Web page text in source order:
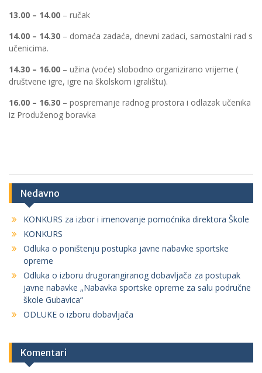
13.00 – 14.00 – ručak
14.00 – 14.30 – domaća zadaća, dnevni zadaci, samostalni rad s
učenicima.
14.30 – 16.00 – užina (voće) slobodno organizirano vrijeme (
društvene igre, igre na školskom igralištu).
16.00 – 16.30 – pospremanje radnog prostora i odlazak učenika
iz Produženog boravka
Nedavno
KONKURS za izbor i imenovanje pomoćnika direktora Škole
KONKURS
Odluka o poništenju postupka javne nabavke sportske
opreme
Odluka o izboru drugorangiranog dobavljača za postupak
javne nabavke „Nabavka sportske opreme za salu područne
škole Gubavica“
ODLUKE o izboru dobavljača
Komentari